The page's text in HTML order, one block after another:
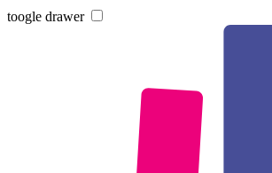
toogle drawer